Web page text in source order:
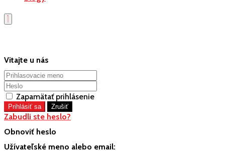
Vitajte u nás
Zapamätať prihlásenie
Zabudli ste heslo?
Obnoviť heslo
Užívateľské meno alebo email: